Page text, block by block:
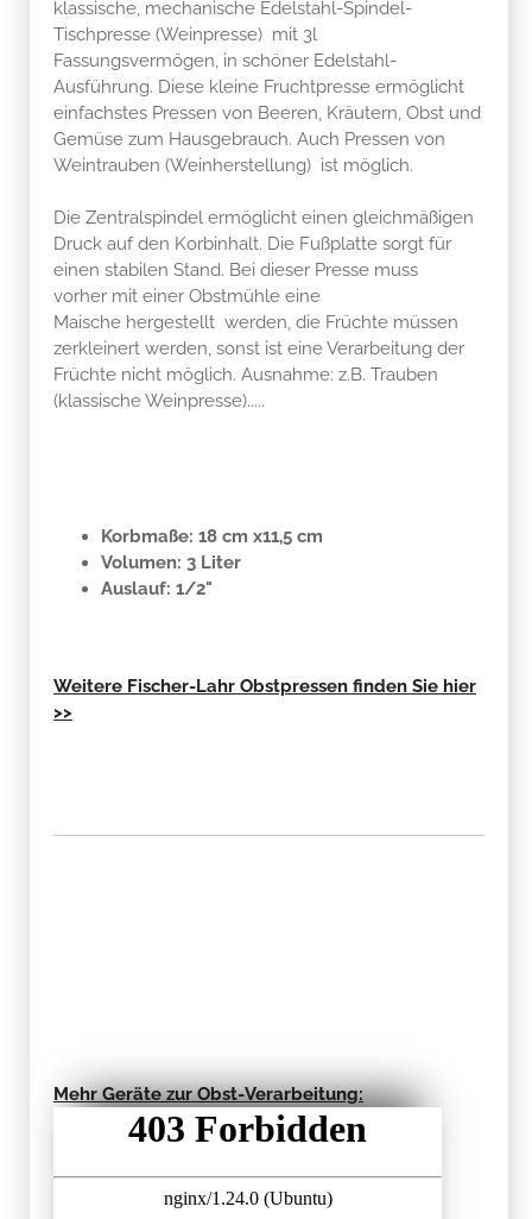
klassische, mechanische Edelstahl-Spindel-
Tischpresse (Weinpresse) mit 3l
Fassungsvermögen, in schöner Edelstahl-
Ausführung. Diese kleine Fruchtpresse ermöglicht
einfachstes Pressen von Beeren, Kräutern, Obst und
Gemüse zum Hausgebrauch. Auch Pressen von
Weintrauben (Weinherstellung) ist möglich.
Die Zentralspindel ermöglicht einen gleichmäßigen
Druck auf den Korbinhalt. Die Fußplatte sorgt für
einen stabilen Stand. Bei dieser Presse muss
vorher mit einer Obstmühle eine
Maische hergestellt werden, die Früchte müssen
zerkleinert werden, sonst ist eine Verarbeitung der
Früchte nicht möglich. Ausnahme: z.B. Trauben
(klassische Weinpresse).....
Korbmaße: 18 cm x11,5 cm
Volumen: 3 Liter
Auslauf: 1/2"
Weitere Fischer-Lahr Obstpressen finden Sie hier
>>
Mehr Geräte zur Obst-Verarbeitung: